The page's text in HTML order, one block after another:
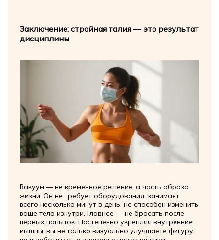
Заключение: стройная талия — это результат
дисциплины
Вакуум — не временное решение, а часть образа
жизни. Он не требует оборудования, занимает
всего несколько минут в день, но способен изменить
ваше тело изнутри. Главное — не бросать после
первых попыток. Постепенно укрепляя внутренние
мышцы, вы не только визуально улучшаете фигуру,